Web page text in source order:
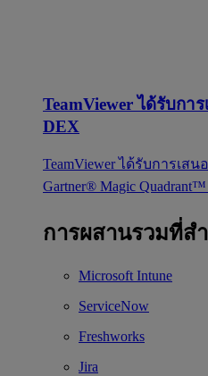
TeamViewer ได้รับกา
DEX
TeamViewer ได้รับการเส
Gartner® Magic
การผสานรวมที่ส
Microsoft Intune
ServiceNow
Freshworks
Jira